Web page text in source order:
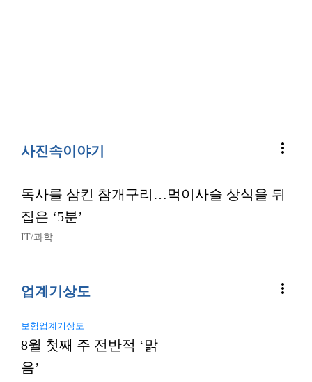
사진속이야기 more_vert
독사를 삼킨 참개구리…먹이사슬 상식을 뒤
집은 ‘5분’
IT/과학
업계기상도 more_vert
보험업계기상도
8월 첫째 주 전반적 ‘맑
음’